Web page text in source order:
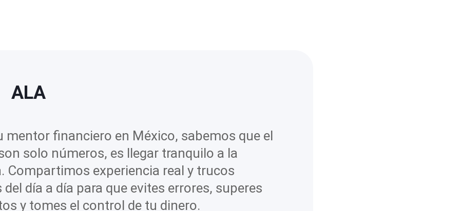
ALA
mentor financiero en México, sabemos que el
solo números, es llegar tranquilo a la
Compartimos experiencia real y trucos
día a día para que evites errores, superes
y tomes el control de tu dinero.